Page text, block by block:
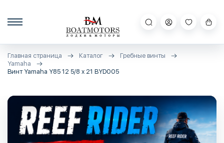
Главная страница Каталог
Гребные винты
Yamaha
Винт Yamaha Y85 12 5/8 x 21 BYD005